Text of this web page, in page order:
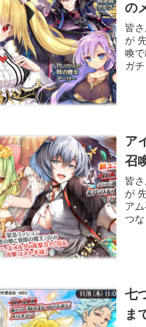
の
皆
が
喚
ガ
ア
召
皆
が
ア
つ
七
ま